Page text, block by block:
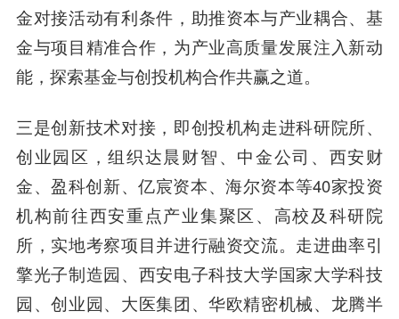
金对接活动有利条件，助推资本与产业耦合、基
金与项目精准合作，为产业高质量发展注入新动
能，探索基金与创投机构合作共赢之道。
三是创新技术对接，即创投机构走进科研院所、
创业园区，组织达晨财智、中金公司、西安财
金、盈科创新、亿宸资本、海尔资本等40家投资
机构前往西安重点产业集聚区、高校及科研院
所，实地考察项目并进行融资交流。走进曲率引
擎光子制造园、西安电子科技大学国家大学科技
园、创业园、大医集团、华欧精密机械、龙腾半